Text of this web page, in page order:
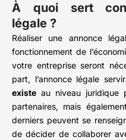
À quoi sert
légale ?
Réaliser une annonce
fonctionnement de
votre entreprise seront
part, l’annonce légale
existe au niveau juridique
partenaires, mais
derniers peuvent se
de décider de collaborer